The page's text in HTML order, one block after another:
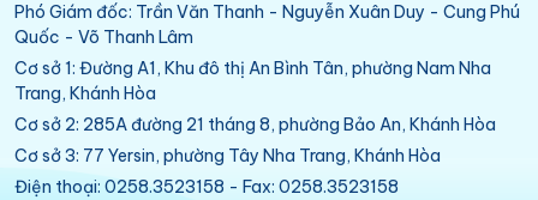
Phó Giám đốc: Trần Văn Thanh - Nguyễn Xuân Duy - Cung Phú
Quốc - Võ Thanh Lâm
Cơ sở 1: Đường A1, Khu đô thị An Bình Tân, phường Nam Nha
Trang, Khánh Hòa
Cơ sở 2: 285A đường 21 tháng 8, phường Bảo An, Khánh Hòa
Cơ sở 3: 77 Yersin, phường Tây Nha Trang, Khánh Hòa
Điện thoại: 0258.3523158 - Fax: 0258.3523158